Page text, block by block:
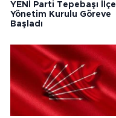
YENİ Parti Tepebaşı İlçe
Yönetim Kurulu Göreve
Başladı